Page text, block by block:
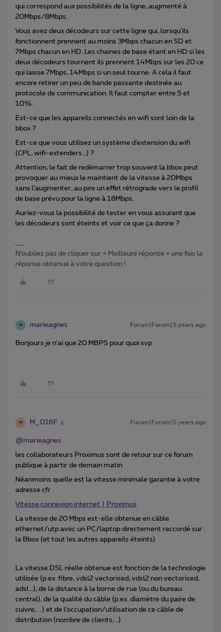
qui correspond aux possibilités de la ligne, augmenté à
20Mbps/8Mbps.
Vous avez deux décodeurs sur cette ligne qui, lorsqu’ils
fonctionnent prennent au moins 3Mbps chacun en SD et
7Mbps chacun en HD. Les chaines de base étant en HD si les
deux décodeurs tournent ils prennent 14Mbps sur les 20 ce
qui laisse 7Mbps, 14Mbps si un seul tourne. A cela il faut
encore retirer un peu de bande passante destinée au
protocole de communication. Il faut compter entre 5 et
10%.
Est-ce que les appareils connectés en wifi sont loin de la
bbox ?
Est-ce que vous utilisez un système d’extension du wifi
(CPL, wifi-extenders...) ?
Attention, le fait de redémarrer trop souvent la bbox peut
provoquer au mieux le maintient de la vitesse à 20Mbps
sans l’augmenter, au pire un effet rétrograde vers le profil
de base prévu pour la ligne à 18Mbps.
Auriez-vous la possibilité de tester en vous assurant que
les décodeurs sont éteints et voir ce que ça donne ?
N’oubliez pas de cliquer sur « Meilleure réponse » une fois la
réponse obtenue à votre question !
M marieagnes Forum|Forum|5 years ago
Bonjours je n'ai que 20 MBPS pour quoi svp
M M_016F Forum|Forum|5 years ago
@marieagnes
les collaborateurs Proximus sont de retour sur ce forum
publique à partir de demain matin
Néanmoins quelle est la vitesse minimale garantie à votre
adresse cfr
Vitesse connexion internet | Proximus
La vitesse de 20 Mbps est-elle obtenue en câble
ethernet/utp avec un PC/laptop directement raccordé sur
la Bbox (et tout les autres appareils éteints)
La vitesse DSL réelle obtenue est fonction de la technologie
utilisée (p.ex. fibre, vdsl2 vectorised, vdsl2 non vectorised,
adsl...), de la distance à la borne de rue (ou du bureau
central), de la qualité du câble (p.ex. diamètre du paire de
cuivre, ...) et de l’occupation/utilisation de ce câble de
distribution (nombre de clients, ..)